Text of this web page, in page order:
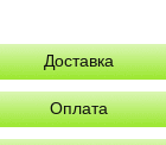
Доставка
Оплата